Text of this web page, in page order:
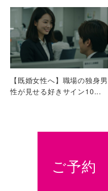
【既婚女性へ】職場の独身男
性が見せる好きサイン10...
ご予約